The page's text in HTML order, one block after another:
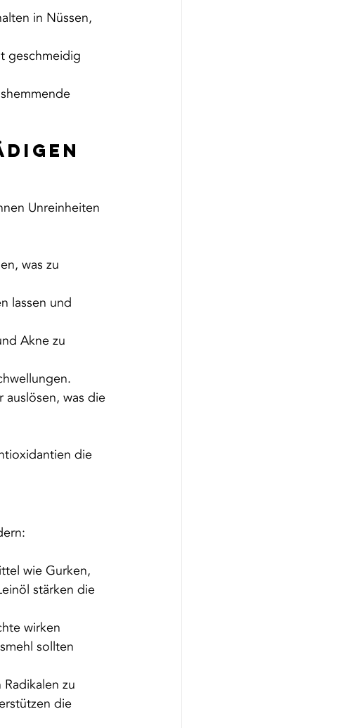
in Nüssen,
geschmeidig
Unreinheiten
was zu
lassen und
Akne zu
auslösen, was die
die
wie Gurken,
stärken die
wirken
sollten
zu
die